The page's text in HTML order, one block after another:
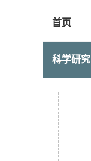
首页
科学研究